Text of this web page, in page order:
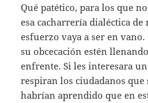
Qué patético, para los que
esa cacharrería dialéctica
esfuerzo vaya a ser en
su obcecación estén
enfrente. Si les interesara
respiran los ciudadanos que
habrían aprendido que en